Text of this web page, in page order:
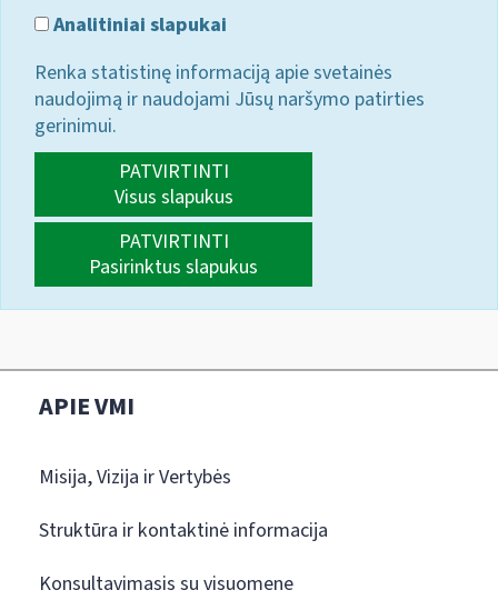
Analitiniai slapukai
Renka statistinę informaciją apie svetainės
naudojimą ir naudojami Jūsų naršymo patirties
gerinimui.
PATVIRTINTI
Visus slapukus
PATVIRTINTI
Pasirinktus slapukus
APIE VMI
Misija, Vizija ir Vertybės
Struktūra ir kontaktinė informacija
Konsultavimasis su visuomene